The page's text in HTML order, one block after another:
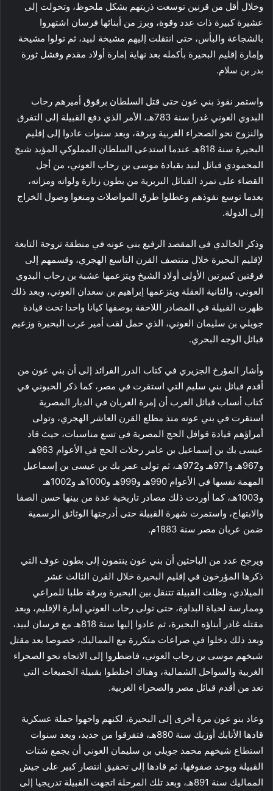
وخلال أقل من قرنين توسعت ذريتهم بشكل ملحوظ، وتحولت إلى
عشيرة كبيرة ذات عدد وقوة، وبرز من أبنائها فرسان اشتهروا
بالشجاعة والبأس، حتى انتقلت إليهم مشيخة لبيد، ثم تولوا مشيخة
وإمارة إقليم البحيرة بأكمله بعد نهاية إمارة أولاد مقدم وفشل ثورة
بدر بن سلام.
واستمر نفوذ بني عون حتى قتل السلطان برقوق أميرهم رحاب
البدوي العوني غدرا سنة 783هـ، الأمر الذي دفع القبيلة إلى التفرق
والنزوح نحو الصحراء الغربية وبرقة، وبعد سنوات عادوا إلى إقليم
البحيرة سنة 818هـ عندما استدعى السلطان المملوكي المؤيد شيخ
المحمودي قبائل لبيد بقيادة موسى بن رحاب العوني، من أجل
القضاء على تمرد القبائل البربرية من بطون زنارة ولواته ومزاته،
بعدما توسع نفوذهم وعطلوا طرق المواصلات ومنعوا وصول الخراج
إلى الدولة.
وذكر الخالدي في المقصد الرفيع بني عونه في منطقة تروجة التابعة
لإقليم البحيرة خلال منتصف القرن التاسع الهجري، وقسمهم إلى
فرقتين كبيرتين الأولى أولاد الشيخ ويتزعمها عشبة بن رحاب البدوي
العوني، والثانية العقلة ويتزعمها إبراهيم بن سعدان العوني، وبعد ذلك
ظهرت القبيلة في المصادر اللاحقة بوصفها كيانا واحدا تحت قيادة
جويلي بن سليمان العوني، الذي حمل لقب أمير عرب البحيرة وزعيم
قبائل الوجه البحري.
وأشار المؤرخ الجزيري في كتاب الدرر الفرائد إلى أن بني عون من
أقدم قبائل بني سليم التي استقرت في مصر، كما ذكر الحبوني في
كتاب أنساب قبائل العرب أن إمرة العربان في الديار المصرية
استقرت في بني عونه منذ مطلع القرن العاشر الهجري، وتولى
أمراؤهم قيادة قوافل الحج المصرية في تسع مناسبات، حيث قاد
عيسى بك بن إسماعيل بن عامر رحلات الحج في الأعوام 963هـ
و967هـ و971هـ و972هـ، ثم تولى عمر بك بن عيسى بن إسماعيل
المهمة نفسها في الأعوام 990هـ و999هـ و1000هـ و1002هـ
و1003هـ، كما أوردت ذلك مصادر تاريخية عدة من بينها حسن الصفا
والابتهاج، واستمرت شهرة القبيلة حتى أدرجتها الوثائق الرسمية
ضمن عربان مصر سنة 1883م.
ويرجح عدد من الباحثين أن بني عون ينتمون إلى بطون عوف التي
ذكرها المؤرخون في إقليم البحيرة خلال القرن الثالث عشر
الميلادي، وظلت القبيلة تتنقل بين البحيرة وبرقة طلبا للمراعي
وممارسة لحياة البداوة، حتى تولى رحاب العوني إمارة الإقليم، وبعد
مقتله غادر أبناؤه البحيرة، ثم عادوا إليها سنة 818هـ مع فرسان لبيد،
وبعد ذلك دخلوا في صراعات متكررة مع المماليك، خصوصا بعد مقتل
شيخهم موسى بن رحاب العوني، فاضطروا إلى الاتجاه نحو الصحراء
الغربية والسواحل الشمالية، وهناك اختلطوا بقبيلة الجميعات التي
تعد من أقدم قبائل مصر والصحراء الغربية.
وعاد بنو عون مرة أخرى إلى البحيرة، لكنهم واجهوا حملة عسكرية
قادها الأتابك أوزبك سنة 880هـ، فتفرقوا من جديد، وبعد سنوات
استطاع شيخهم محمد جويلي بن سليمان العوني أن يجمع شتات
القبيلة ويوحد صفوفها، ثم قادها إلى تحقيق انتصار كبير على جيش
المماليك سنة 891هـ، وبعد تلك المرحلة اتجهت القبيلة تدريجيا إلى